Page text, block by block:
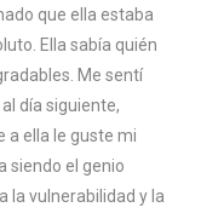
que ella estaba
Ella sabía quién
Me sentí
día siguiente,
a ella le guste mi
siendo el genio
la vulnerabilidad y la